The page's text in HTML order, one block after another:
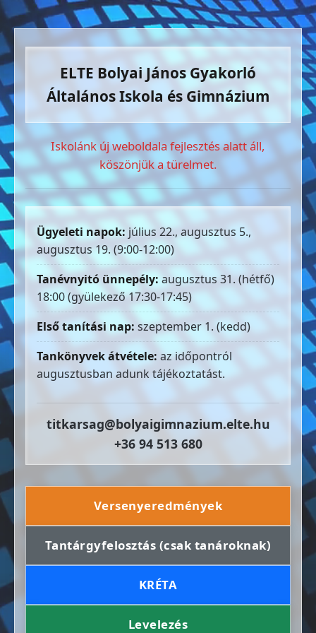
ELTE Bolyai János Gyakorló
Általános Iskola és Gimnázium
Iskolánk új weboldala fejlesztés alatt áll,
köszönjük a türelmet.
Ügyeleti napok: július 22., augusztus 5.,
augusztus 19. (9:00-12:00)
Tanévnyitó ünnepély: augusztus 31. (hétfő)
18:00 (gyülekező 17:30-17:45)
Első tanítási nap: szeptember 1. (kedd)
Tankönyvek átvétele: az időpontról
augusztusban adunk tájékoztatást.
titkarsag@bolyaigimnazium.elte.hu
+36 94 513 680
Versenyeredmények
Tantárgyfelosztás (csak tanároknak)
KRÉTA
Levelezés